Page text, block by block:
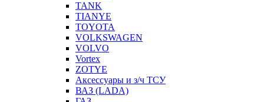
TANK
TIANYE
TOYOTA
VOLKSWAGEN
VOLVO
Vortex
ZOTYE
Аксессуары и з/ч ТСУ
ВАЗ (LADA)